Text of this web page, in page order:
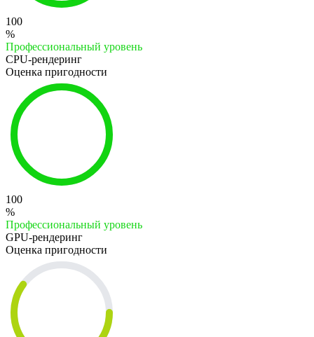
100
%
Профессиональный уровень
CPU-рендеринг
Оценка пригодности
100
%
Профессиональный уровень
GPU-рендеринг
Оценка пригодности